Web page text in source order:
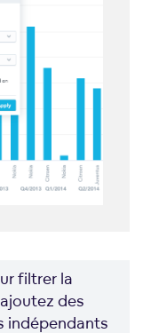
filtrer la
des
indépendants